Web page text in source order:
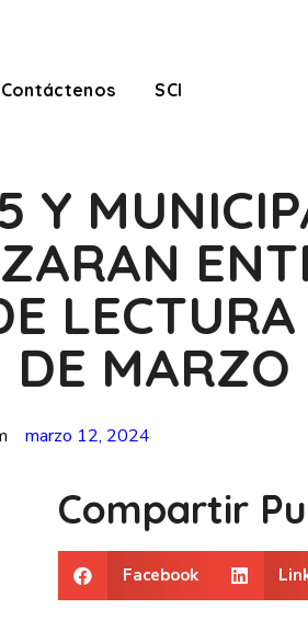
Contáctenos SCI
Y
DE MARZO
marzo 12, 2024
Compartir
Facebook